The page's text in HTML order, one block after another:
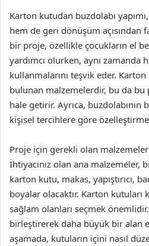
Karton kutudan buzdolabı
hem de geri dönüşüm açısından
bir proje, özellikle çocukların el
yardımcı olurken, aynı zamanda
kullanmalarını teşvik eder.
bulunan malzemelerdir, bu da
hale getirir. Ayrıca, buzdolabının
kişisel tercihlere göre
Proje için gerekli olan
İhtiyacınız olan ana malzemeler,
karton kutu, makas, yapıştırıcı,
boyalar olacaktır. Karton kutuları
sağlam olanları seçmek
birleştirerek daha büyük bir alan
aşamada, kutuların içini nasıl